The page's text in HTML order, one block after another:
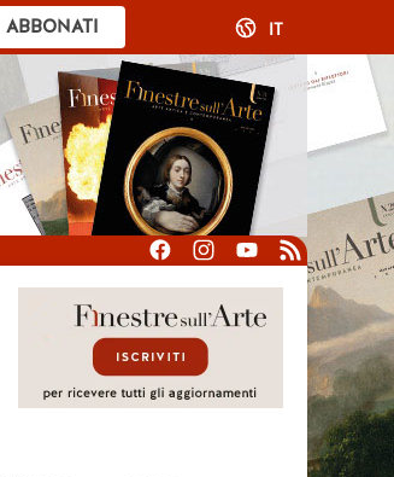
ABBONATI IT